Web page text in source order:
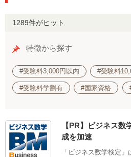
1289件がヒット
特徴から探す
#受験料3,000円以内 #受験料
#受験料学割有 #国家資格
【PR】ビジネス
成を加速
「ビジネス数学検定